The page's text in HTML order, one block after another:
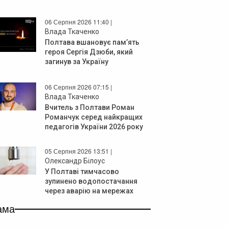
06 Серпня 2026 11:40 |
Влада Ткаченко
Полтава вшановує пам’ять
героя Сергія Дзюби, який
загинув за Україну
06 Серпня 2026 07:15 |
Влада Ткаченко
Вчитель з Полтави Роман
Романчук серед найкращих
педагогів України 2026 року
05 Серпня 2026 13:51 |
Олександр Білоус
У Полтаві тимчасово
зупинено водопостачання
через аварію на мережах